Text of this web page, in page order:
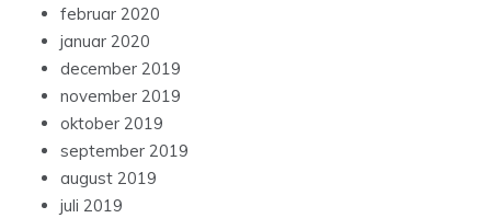
februar 2020
januar 2020
december 2019
november 2019
oktober 2019
september 2019
august 2019
juli 2019